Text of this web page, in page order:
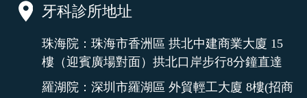
牙科診所地址
珠海院：珠海市香洲區 拱北中建商業大廈 15
樓（迎賓廣場對面）拱北口岸步行8分鐘直達
羅湖院：深圳市羅湖區 外貿輕工大廈 8樓(招商